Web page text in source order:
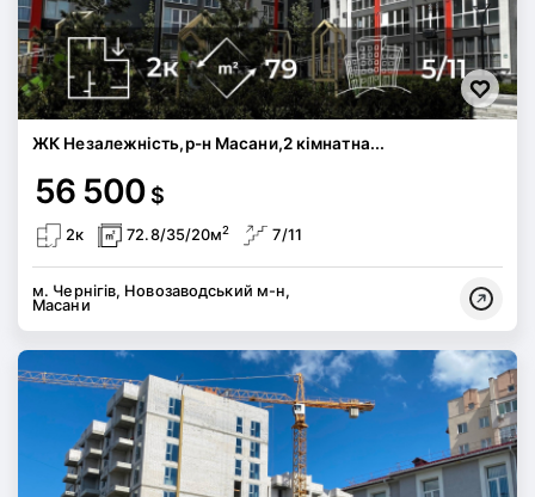
ЖК Незалежність,р-н Масани,2 кімнатна...
56 500 $
2к 72.8/35/20м2 7/11
м. Чернігів, Новозаводський м-н,
Масани